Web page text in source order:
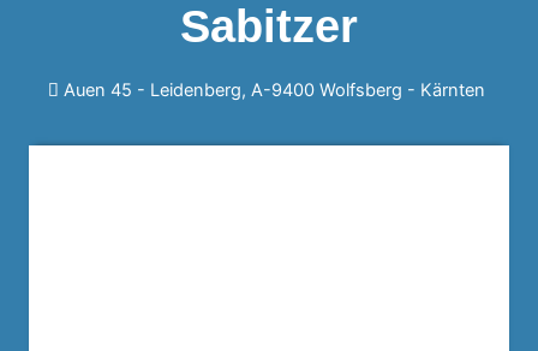
Sabitzer
Auen 45 - Leidenberg, A-9400 Wolfsberg - Kärnten